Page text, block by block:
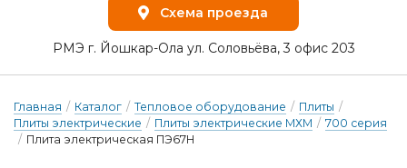
Схема проезда
РМЭ г. Йошкар-Ола ул. Соловьёва, 3 офис 203
Главная / Каталог / Тепловое оборудование / Плиты /
Плиты электрические / Плиты электрические МХМ / 700 серия
/ Плита электрическая ПЭ67Н